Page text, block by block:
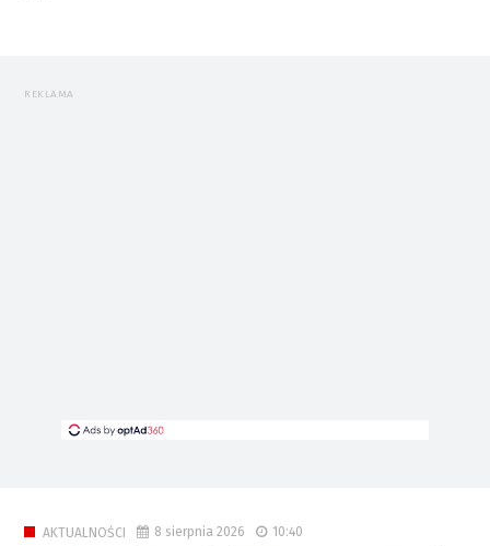
REKLAMA
AKTUALNOŚCI 8 sierpnia 2026 10:40